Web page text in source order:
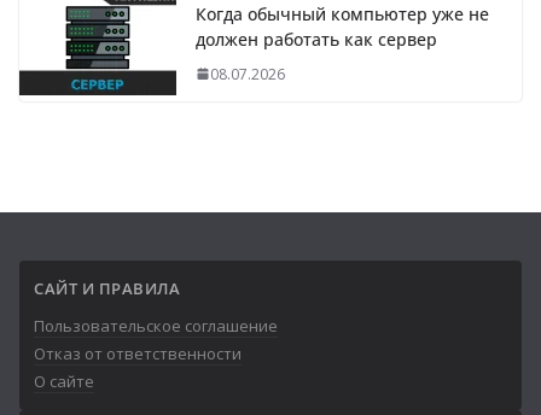
Когда обычный компьютер уже не
должен работать как сервер
08.07.2026
САЙТ И ПРАВИЛА
Пользовательское соглашение
Отказ от ответственности
О сайте